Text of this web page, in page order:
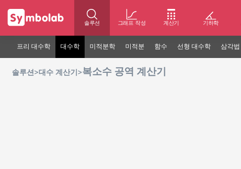
솔루션 그래프 작성 계산기 기하학
프리 대수학 대수학 미적분학 미적분 함수 선형 대수학 삼각법
솔루션 >대수 계산기 >복소수 공역 계산기